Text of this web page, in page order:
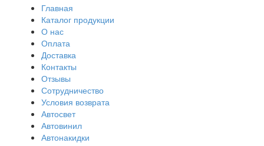
Главная
Каталог продукции
О нас
Оплата
Доставка
Контакты
Отзывы
Сотрудничество
Условия возврата
Автосвет
Автовинил
Автонакидки